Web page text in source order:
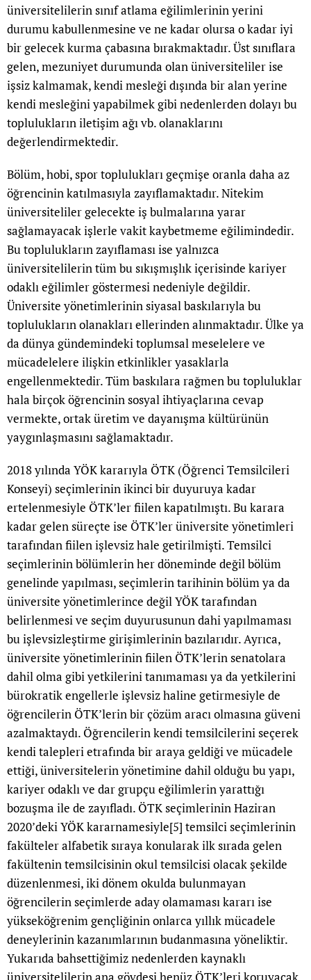
üniversitelilerin sınıf atlama eğilimlerinin yerini
durumu kabullenmesine ve ne kadar olursa o kadar iyi
bir gelecek kurma çabasına bırakmaktadır. Üst sınıflara
gelen, mezuniyet durumunda olan üniversiteliler ise
işsiz kalmamak, kendi mesleği dışında bir alan yerine
kendi mesleğini yapabilmek gibi nedenlerden dolayı bu
toplulukların iletişim ağı vb. olanaklarını
değerlendirmektedir.
Bölüm, hobi, spor toplulukları geçmişe oranla daha az
öğrencinin katılmasıyla zayıflamaktadır. Nitekim
üniversiteliler gelecekte iş bulmalarına yarar
sağlamayacak işlerle vakit kaybetmeme eğilimindedir.
Bu toplulukların zayıflaması ise yalnızca
üniversitelilerin tüm bu sıkışmışlık içerisinde kariyer
odaklı eğilimler göstermesi nedeniyle değildir.
Üniversite yönetimlerinin siyasal baskılarıyla bu
toplulukların olanakları ellerinden alınmaktadır. Ülke ya
da dünya gündemindeki toplumsal meselelere ve
mücadelelere ilişkin etkinlikler yasaklarla
engellenmektedir. Tüm baskılara rağmen bu topluluklar
hala birçok öğrencinin sosyal ihtiyaçlarına cevap
vermekte, ortak üretim ve dayanışma kültürünün
yaygınlaşmasını sağlamaktadır.
2018 yılında YÖK kararıyla ÖTK (Öğrenci Temsilcileri
Konseyi) seçimlerinin ikinci bir duyuruya kadar
ertelenmesiyle ÖTK’ler fiilen kapatılmıştı. Bu karara
kadar gelen süreçte ise ÖTK’ler üniversite yönetimleri
tarafından fiilen işlevsiz hale getirilmişti. Temsilci
seçimlerinin bölümlerin her döneminde değil bölüm
genelinde yapılması, seçimlerin tarihinin bölüm ya da
üniversite yönetimlerince değil YÖK tarafından
belirlenmesi ve seçim duyurusunun dahi yapılmaması
bu işlevsizleştirme girişimlerinin bazılarıdır. Ayrıca,
üniversite yönetimlerinin fiilen ÖTK’lerin senatolara
dahil olma gibi yetkilerini tanımaması ya da yetkilerini
bürokratik engellerle işlevsiz haline getirmesiyle de
öğrencilerin ÖTK’lerin bir çözüm aracı olmasına güveni
azalmaktaydı. Öğrencilerin kendi temsilcilerini seçerek
kendi talepleri etrafında bir araya geldiği ve mücadele
ettiği, üniversitelerin yönetimine dahil olduğu bu yapı,
kariyer odaklı ve dar grupçu eğilimlerin yarattığı
bozuşma ile de zayıfladı. ÖTK seçimlerinin Haziran
2020’deki YÖK kararnamesiyle[5] temsilci seçimlerinin
fakülteler alfabetik sıraya konularak ilk sırada gelen
fakültenin temsilcisinin okul temsilcisi olacak şekilde
düzenlenmesi, iki dönem okulda bulunmayan
öğrencilerin seçimlerde aday olamaması kararı ise
yükseköğrenim gençliğinin onlarca yıllık mücadele
deneylerinin kazanımlarının budanmasına yöneliktir.
Yukarıda bahsettiğimiz nedenlerden kaynaklı
üniversitelilerin ana gövdesi henüz ÖTK’leri koruyacak